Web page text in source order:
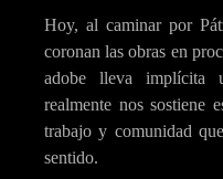
Hoy, al caminar por
coronan las obras en
adobe lleva
realmente nos sostiene
trabajo y comunidad
sentido.